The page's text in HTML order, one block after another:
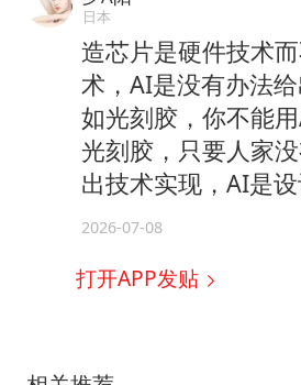
日本
造芯片是硬件技术
术，AI是没有办法
如光刻胶，你不能
光刻胶，只要人家
出技术实现，AI是设
2026-07-08
打开APP发贴